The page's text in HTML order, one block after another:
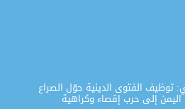
توظيف الفتوى الدينية حوّل الصراع
إلى حرب إقصاء وكراهية